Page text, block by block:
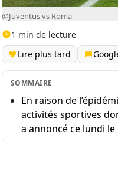
@Juventus vs Roma
1 min de lecture
Lire plus tard
SOMMAIRE
En raison de
activités sportives
a annoncé ce lundi